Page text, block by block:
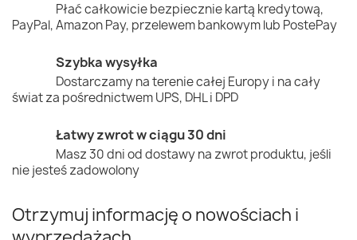
Płać całkowicie bezpiecznie kartą kredytową,
PayPal, Amazon Pay, przelewem bankowym lub PostePay
Szybka wysyłka
Dostarczamy na terenie całej Europy i na cały
świat za pośrednictwem UPS, DHL i DPD
Łatwy zwrot w ciągu 30 dni
Masz 30 dni od dostawy na zwrot produktu, jeśli
nie jesteś zadowolony
Otrzymuj informację o nowościach i